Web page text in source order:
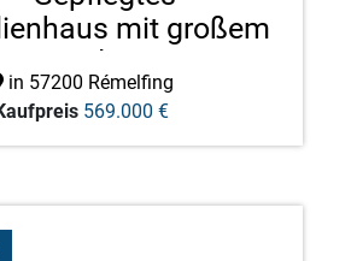
mit großem
Grund ...
in 57200 Rémelfing
569.000 €